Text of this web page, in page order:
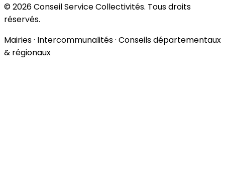
© 2026 Conseil Service Collectivités. Tous droits
réservés.
Mairies · Intercommunalités · Conseils départementaux
& régionaux